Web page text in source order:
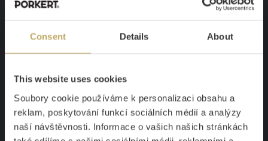
Consent Details About
This website uses cookies
Soubory cookie používáme k personalizaci obsahu a
reklam, poskytování funkcí sociálních médií a analýzy
naší návštěvnosti. Informace o vašich našich stránkách
VŠE ZAPADLO